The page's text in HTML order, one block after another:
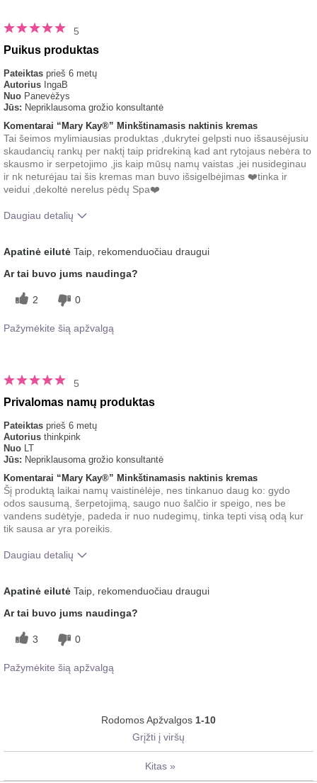
5
Puikus produktas
Pateiktas prieš 6 metų
Autorius IngaB
Nuo Panevėžys
Jūs: Nepriklausoma grožio konsultantė
Komentarai “Mary Kay®” Minkštinamasis naktinis kremas
Tai šeimos mylimiausias produktas ,dukrytei gelpsti nuo išsausėjusiu
skaudancių rankų per naktį taip pridrekiną kad ant rytojaus nebėra to
skausmo ir serpetojimo ,jis kaip mūsų namų vaistas ,jei nusideginau
ir nk neturėjau tai šis kremas man buvo išsigelbėjimas ❤️tinka ir
veidui ,dekoltė nerelus pėdų Spa❤️
Daugiau detalių
įspūdis po šio produkto
naudojimo?
Malonus pojūtis ant odos,
Apatinė eilutė Taip, rekomenduočiau draugui
Ar tai buvo jums naudinga?
2 0
Pažymėkite šią apžvalgą
5
Privalomas namų produktas
Pateiktas prieš 6 metų
Autorius thinkpink
Nuo LT
Jūs: Nepriklausoma grožio konsultantė
Komentarai “Mary Kay®” Minkštinamasis naktinis kremas
Šį produktą laikai namų vaistinėlėje, nes tinkanuo daug ko: gydo
odos sausumą, šerpetojimą, saugo nuo šalčio ir speigo, nes be
vandens sudėtyje, padeda ir nuo nudegimų, tinka tepti visą odą kur
tik sausa ar yra poreikis.
Daugiau detalių
produkto naudojimo?
Apatinė eilutė Taip, rekomenduočiau draugui
Ar tai buvo jums naudinga?
3 0
Pažymėkite šią apžvalgą
Rodomos Apžvalgos 1-10
Grįžti į viršų
Kitas »